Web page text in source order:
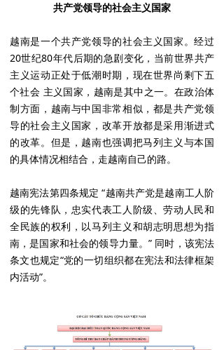
共产党领导的社会主义国家
越南是一个共产党领导的社会主义国家。经过
20世纪80年代后期的急剧变化，当前世界共产
主义运动正处于低潮时期，现在世界尚剩下五
个社会 主义国家，越南是其中之一。在政治体
制方面，越南与中国非常相似，都是共产党领
导的社会主义国家，改革开放都是采用渐进式
的改革。但是，越南也强调把马列主义与本国
的具体情况相结合，走越南自己的路。
越南宪法第四条规定 “越南共产党是越南工人阶
级的先锋队，忠实代表工人阶级、劳动人民和
全民族的权利，以马列主义和胡志明思想为指
南，是国家和社会的领导力量。” 同时，该宪法
条文也规定“党的一切组织都在宪法和法律框架
内活动”。